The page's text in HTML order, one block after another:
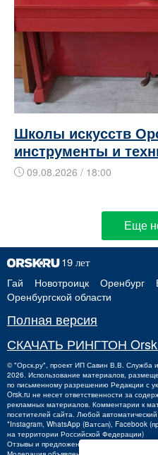
Школы искусств
инструменты и
09.08.2026 / 18:00
Еще
Гай Новотроицк Оренбург
Оренбургской области
Полная версия
СКАЧАТЬ РИНГТОН
©"Орск.ру", проект ИП Савин В.В. Служба
2026. Использование материалов,
по письменному разрешению Редакции с
Orsk.ru не несет ответственности за
рекламных материалов. Комментарии к
посетителей сайта. Любой
*Instagram, WhatsApp (Ватсап), Facebook
на территории Российской Федерации)
Отзывы и предложения о работе портала: